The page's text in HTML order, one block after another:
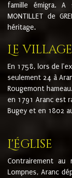
famille émigra.
MONTILLET de
héritage.
Le village
En 1758, lors de
seulement 24 à
Rougemont hameau.
en 1791 Aranc est
Bugey et en 1802
L'église
Contrairement au
Lompnes, Aranc